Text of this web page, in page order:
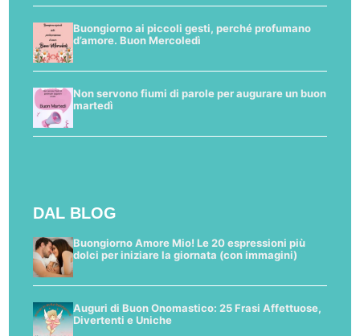
Buongiorno ai piccoli gesti, perché profumano
d’amore. Buon Mercoledì
Non servono fiumi di parole per augurare un buon
martedì
DAL BLOG
Buongiorno Amore Mio! Le 20 espressioni più
dolci per iniziare la giornata (con immagini)
Auguri di Buon Onomastico: 25 Frasi Affettuose,
Divertenti e Uniche